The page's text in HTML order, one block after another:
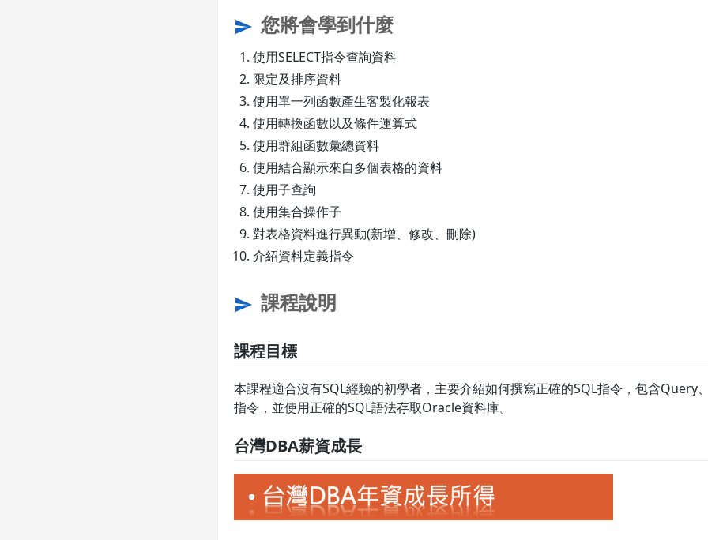
send 您將會學到什麼
使用SELECT指令查詢資料
限定及排序資料
使用單一列函數產生客製化報表
使用轉換函數以及條件運算式
使用群組函數彙總資料
使用結合顯示來自多個表格的資料
使用子查詢
使用集合操作子
對表格資料進行異動(新增、修改、刪除)
介紹資料定義指令
send 課程說明
課程目標
本課程適合沒有SQL經驗的初學者，主要介紹如何撰寫正確的SQL指令，包含Query
指令，並使用正確的SQL語法存取Oracle資料庫。
台灣DBA薪資成長